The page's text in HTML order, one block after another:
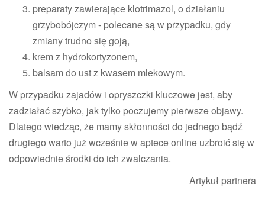
preparaty zawierające klotrimazol, o działaniu
grzybobójczym - polecane są w przypadku, gdy
zmiany trudno się goją,
krem z hydrokortyzonem,
balsam do ust z kwasem mlekowym.
W przypadku zajadów i opryszczki kluczowe jest, aby
zadziałać szybko, jak tylko poczujemy pierwsze objawy.
Dlatego wiedząc, że mamy skłonności do jednego bądź
drugiego warto już wcześnie w aptece online uzbroić się w
odpowiednie środki do ich zwalczania.
Artykuł partnera